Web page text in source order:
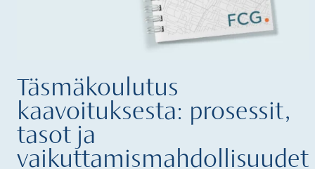
Täsmäkoulutus
kaavoituksesta: prosessit,
tasot ja
vaikuttamismahdollisuudet